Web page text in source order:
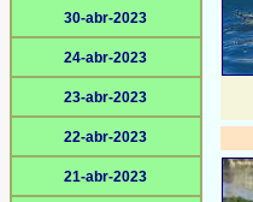
30-abr-2023
24-abr-2023
23-abr-2023
22-abr-2023
21-abr-2023